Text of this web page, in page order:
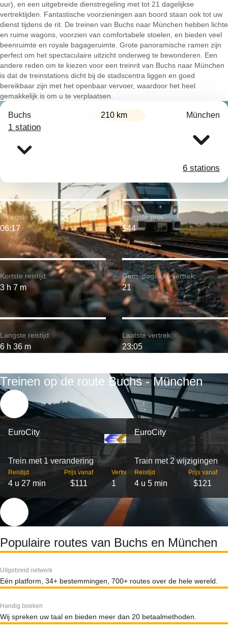
uur), en een uitgebreide dienstregeling met tot 21 dagelijkse
vertrektijden. Fantastische voorzieningen aan boord staan ook tot uw
dienst tijdens de rit. De treinen van Buchs naar München hebben lichte
en ruime wagons, voorzien van comfortabele stoelen, en bieden veel
beenruimte en royale bagageruimte. Grote panoramische ramen zijn
perfect om het spectaculaire uitzicht onderweg te bewonderen. Een
andere reden om te kiezen voor een treinrit van Buchs naar München
is dat de treinstations dicht bij de stadscentra liggen en goed
bereikbaar zijn met het openbaar vervoer, waardoor het heel
gemakkelijk is om u te verplaatsen.
Buchs 210 km München
1 station
6 stations
Kortste reistijd:
3 h 7 m
Vroegste vertrek:
06:17
Langste reistijd:
6 h 36 m
Laagste prijs:
$44
Gem. dagelijks vertrek:
21
Laatste vertrek:
23:05
Treinen op de route Buchs - München
EuroCity
Trein met 1 verandering
Reistijd
4 u 27 min
Prijs vanaf
$111
Vertrekken
1
EuroCity
Train met 2 wijzigingen
Reistijd
4 u 5 min
Prijs vanaf
$121
Populaire routes van Buchs en München
Uitgebreid netwerk
Eén platform, 34+ bestemmingen, 700+ routes over de hele wereld.
Handig boeken
Wij spreken uw taal en bieden meer dan 20 betaalmethoden.